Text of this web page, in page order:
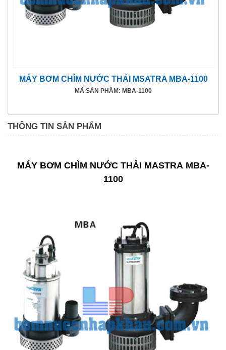
MÁY BƠM CHÌM NƯỚC THẢI MSATRA MBA-1100
MÃ SẢN PHẨM: MBA-1100
THÔNG TIN SẢN PHẨM
MÁY BƠM CHÌM NƯỚC THẢI MASTRA MBA-
1100